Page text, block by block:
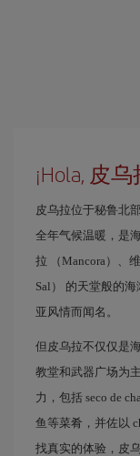
¡Hola, 皮乌
皮乌拉位于秘鲁北
全年气候温暖，是
拉 （Mancora）、
Sal） 的天堂般的
亚风情而闻名。
但皮乌拉不仅仅是
教堂和武器广场为
力，包括 seco de
鱼等菜肴，并佐以
找真实的体验，皮